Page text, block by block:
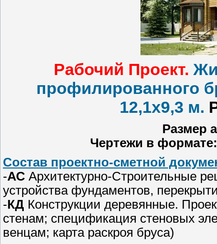
Рабочий Проект.
профилированного
12,1х9,3 м.
Размер
Чертежи в формате:
Состав проектно-сметной
-АС Архитектурно-Строительные
устройства фундаментов,
-КД Конструкции деревянные.
стенам; спецификация стеновых
венцам; карта раскроя бруса)